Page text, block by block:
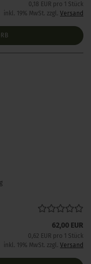
0,18 EUR pro 1 Stück
inkl. 19% MwSt. zzgl. Versand
62,00 EUR
0,62 EUR pro 1 Stück
inkl. 19% MwSt. zzgl. Versand